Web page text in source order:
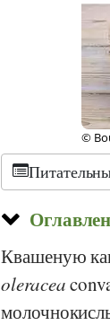
©
Квашеную
oleracea